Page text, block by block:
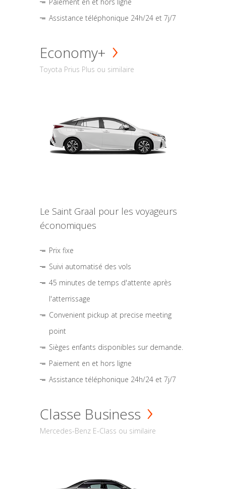
Assistance téléphonique 24h/24 et 7j/7
Economy+
Toyota Prius Plus ou similaire
Le Saint Graal pour les voyageurs
économiques
Prix fixe
Suivi automatisé des vols
45 minutes de temps d'attente après
l'atterrissage
Convenient pickup at precise meeting
point
Sièges enfants disponibles sur demande.
Paiement en et hors ligne
Assistance téléphonique 24h/24 et 7j/7
Classe Business
Mercedes-Benz E-Class ou similaire